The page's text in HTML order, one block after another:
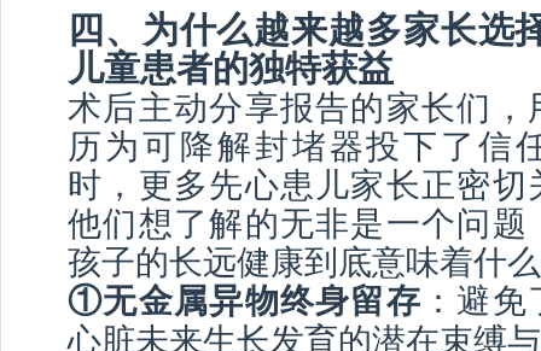
四、为什么越来越多家长
儿童患者的独特获益
术后主动分享报告的家长们
历为可降解封堵器投下了信
时，更多先心患儿家长正密
他们想了解的无非是一个问
孩子的长远健康到底意味着什
①无金属异物终身留存 ：避
心脏未来生长发育的潜在束缚